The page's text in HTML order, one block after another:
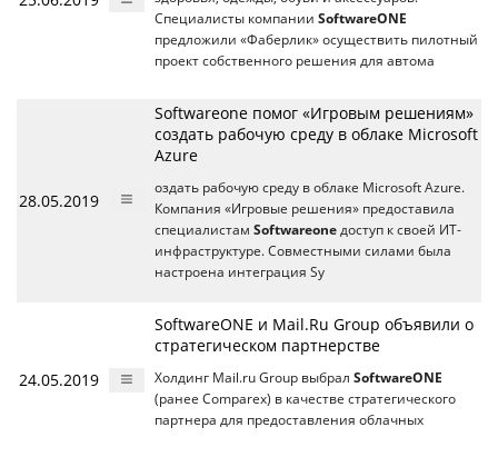
Специалисты компании SoftwareONE
предложили «Фаберлик» осуществить пилотный
проект собственного решения для автома
28.05.2019
Softwareone помог «Игровым решениям»
создать рабочую среду в облаке Microsoft
Azure
оздать рабочую среду в облаке Microsoft Azure.
Компания «Игровые решения» предоставила
специалистам Softwareone доступ к своей ИТ-
инфраструктуре. Совместными силами была
настроена интеграция Sy
24.05.2019
SoftwareONE и Mail.Ru Group объявили о
стратегическом партнерстве
Холдинг Mail.ru Group выбрал SoftwareONE
(ранее Comparex) в качестве стратегического
партнера для предоставления облачных